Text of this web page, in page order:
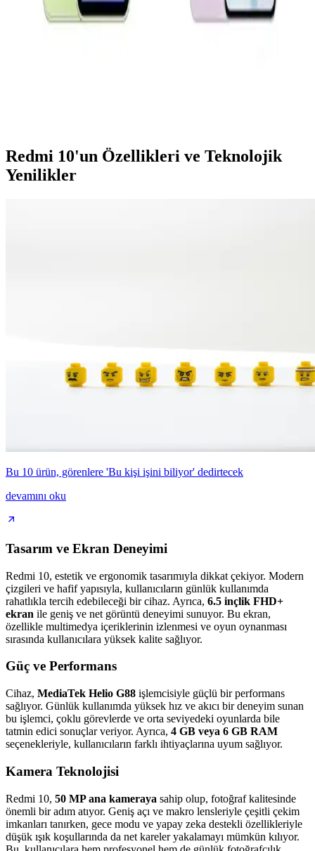
Samsung Galaxy A serisinin teknik detayları ve model seçiminde
dikkat edilmesi gerekenler hakkında kapsamlı bilgiler içerir.
Redmi 10'un Özellikleri ve Teknolojik
Yenilikler
Bu 10 ürün, görenlere 'Bu kişi işini biliyor' dedirtecek
devamını oku
Tasarım ve Ekran Deneyimi
Redmi 10, estetik ve ergonomik tasarımıyla dikkat çekiyor. Modern
çizgileri ve hafif yapısıyla, kullanıcıların günlük kullanımda
rahatlıkla tercih edebileceği bir cihaz. Ayrıca, 6.5 inçlik FHD+
ekran ile geniş ve net görüntü deneyimi sunuyor. Bu ekran,
özellikle multimedya içeriklerinin izlenmesi ve oyun oynanması
sırasında kullanıcılara yüksek kalite sağlıyor.
Güç ve Performans
Cihaz, MediaTek Helio G88 işlemcisiyle güçlü bir performans
sağlıyor. Günlük kullanımda yüksek hız ve akıcı bir deneyim sunan
bu işlemci, çoklu görevlerde ve orta seviyedeki oyunlarda bile
tatmin edici sonuçlar veriyor. Ayrıca, 4 GB veya 6 GB RAM
seçenekleriyle, kullanıcıların farklı ihtiyaçlarına uyum sağlıyor.
Kamera Teknolojisi
Redmi 10, 50 MP ana kameraya sahip olup, fotoğraf kalitesinde
önemli bir adım atıyor. Geniş açı ve makro lensleriyle çeşitli çekim
imkanları tanırken, gece modu ve yapay zeka destekli özellikleriyle
düşük ışık koşullarında da net kareler yakalamayı mümkün kılıyor.